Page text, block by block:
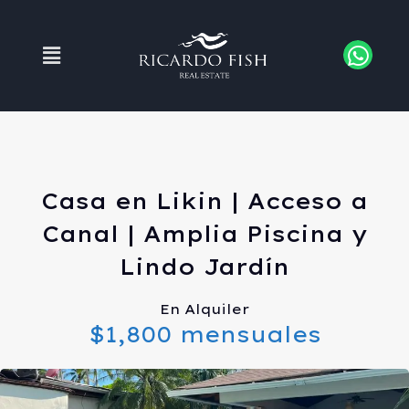
Casa en Likin | Acceso a
Canal | Amplia Piscina y
Lindo Jardín
En Alquiler
$1,800 mensuales